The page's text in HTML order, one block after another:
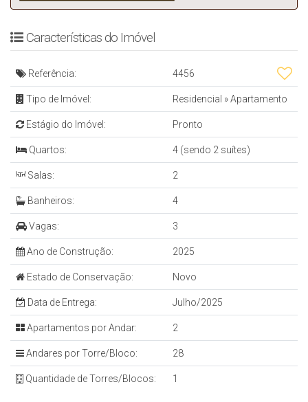
Características do Imóvel
Referência: 4456
Tipo de Imóvel: Residencial »Apartamento
Estágio do Imóvel: Pronto
Quartos: 4 (sendo 2 suítes)
Salas: 2
Banheiros: 4
Vagas: 3
Ano de Construção: 2025
Estado de Conservação: Novo
Data de Entrega: Julho/2025
Apartamentos por Andar: 2
Andares por Torre/Bloco: 28
Quantidade de Torres/Blocos: 1